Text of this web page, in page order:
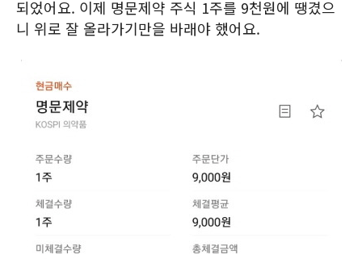
되었어요. 이제 명문제약 주식 1주를 9천원에 땡겼으
니 위로 잘 올라가기만을 바래야 했어요.